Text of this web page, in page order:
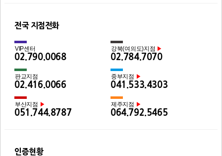
전국 지점전화
VIP센터
02.790.0068
강북(여의도)지점 ▶
02.784.7070
판교지점
02.416.0066
중부지점 ▶
041.533.4303
부산지점 ▶
051.744.8787
제주지점 ▶
064.792.5465
인증현황